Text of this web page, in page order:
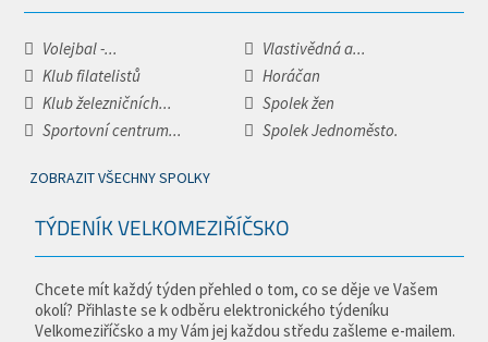
Volejbal -...
Vlastivědná a...
Klub filatelistů
Horáčan
Klub železničních...
Spolek žen
Sportovní centrum...
Spolek Jednoměsto.
ZOBRAZIT VŠECHNY SPOLKY
TÝDENÍK VELKOMEZIŘÍČSKO
Chcete mít každý týden přehled o tom, co se děje ve Vašem
okolí? Přihlaste se k odběru elektronického týdeníku
Velkomeziříčsko a my Vám jej každou středu zašleme e-mailem.